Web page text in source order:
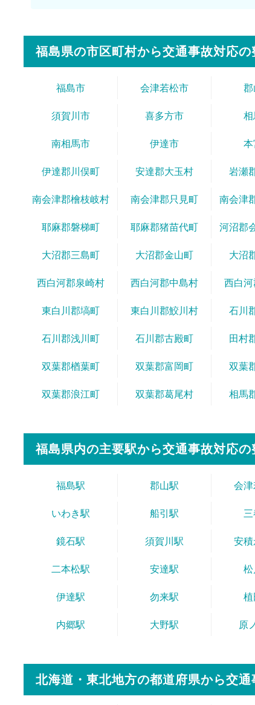
福島県の市区町村から交通事故対応
福島市 会津若松市
須賀川市 喜多方市
南相馬市 伊達市
伊達郡川俣町 安達郡大玉村 岩瀬
南会津郡檜枝岐村 南会津郡只見町 南会津
耶麻郡磐梯町 耶麻郡猪苗代町 河沼郡
大沼郡三島町 大沼郡金山町 大沼
西白河郡泉崎村 西白河郡中島村 西白
東白川郡塙町 東白川郡鮫川村 石川
石川郡浅川町 石川郡古殿町 田村
双葉郡楢葉町 双葉郡富岡町 双葉
双葉郡浪江町 双葉郡葛尾村 相馬
福島県内の主要駅から交通事故対応
福島駅 郡山駅 会
いわき駅 船引駅
鏡石駅 須賀川駅 安
二本松駅 安達駅
伊達駅 勿来駅
内郷駅 大野駅 原
北海道・東北地方の都道府県から交通